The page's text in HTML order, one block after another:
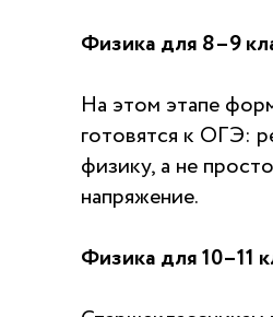
Физика для 8–9
На этом этапе
готовятся к ОГЭ:
физику, а не
напряжение.
Физика для 10–11